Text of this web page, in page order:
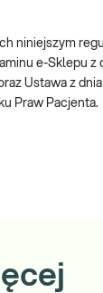
niniejszym
e-Sklepu z
Ustawa z
Praw Pacjenta.